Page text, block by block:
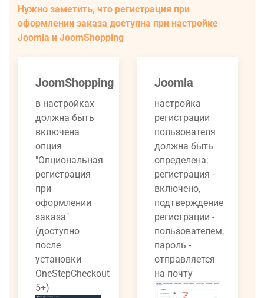
Нужно заметить, что регистрация при
оформлении заказа доступна при настройке
Joomla и JoomShopping
JoomShopping
в настройках
должна быть
включена
опция
"Опциональная
регистрация
при
оформлении
заказа"
(доступно
после
установки
OneStepCheckout
5+)
Joomla
настройка
регистрации
пользователя
должна быть
определена:
регистрация -
включено,
подтверждение
регистрации -
пользователем,
пароль -
отправляется
на почту